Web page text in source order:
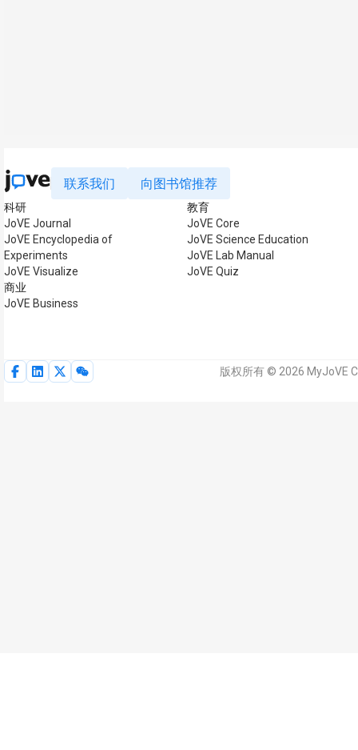
联系我们 向图书馆推荐
科研
JoVE Journal
JoVE Encyclopedia of
Experiments
JoVE Visualize
商业
JoVE Business
教育
JoVE Core
JoVE Science Education
JoVE Lab Manual
JoVE Quiz
版权所有 © 2026 MyJoVE